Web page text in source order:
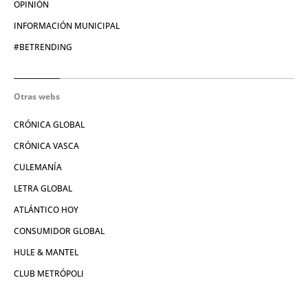
OPINIÓN
INFORMACIÓN MUNICIPAL
#BETRENDING
Otras webs
CRÓNICA GLOBAL
CRÓNICA VASCA
CULEMANÍA
LETRA GLOBAL
ATLÁNTICO HOY
CONSUMIDOR GLOBAL
HULE & MANTEL
CLUB METRÓPOLI